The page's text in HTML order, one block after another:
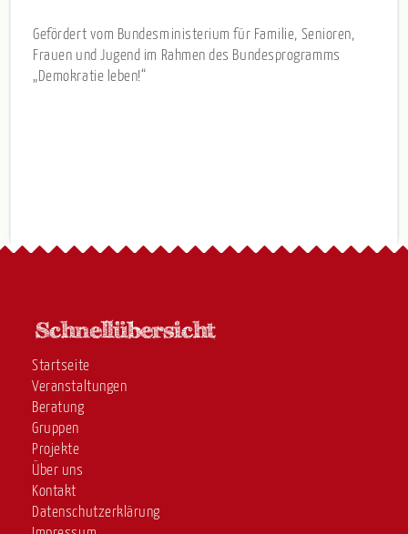
Gefördert vom Bundesministerium für Familie, Senioren,
Frauen und Jugend im Rahmen des Bundesprogramms
„Demokratie leben!“
Startseite
Veranstaltungen
Beratung
Gruppen
Projekte
Über uns
Kontakt
Datenschutzerklärung